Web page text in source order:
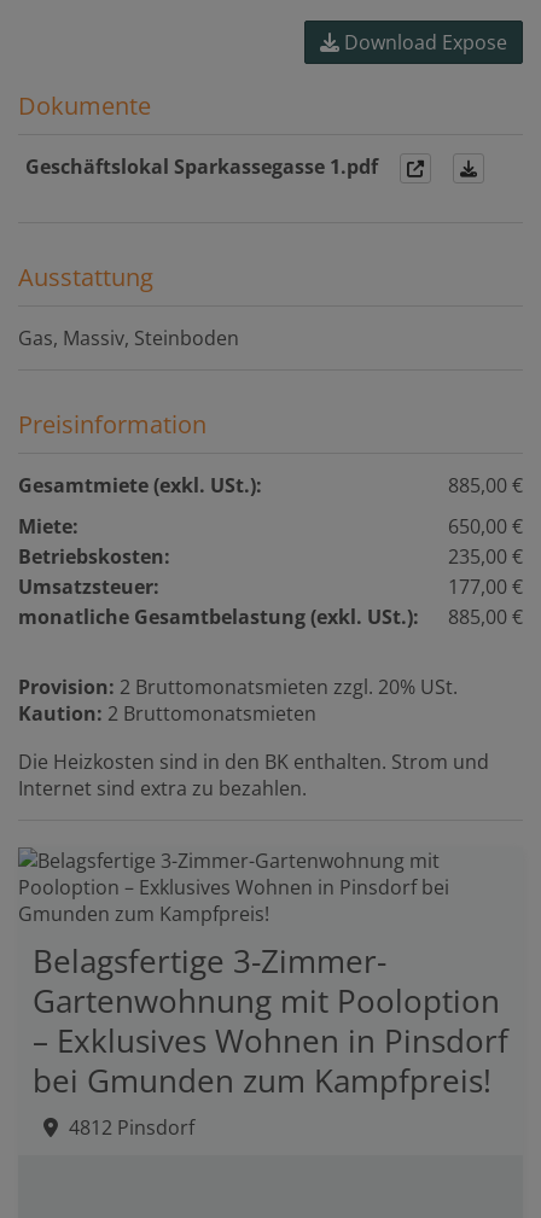
Download Expose
Dokumente
Geschäftslokal Sparkassegasse 1.pdf
Ausstattung
Gas Massiv Steinboden
Preisinformation
Gesamtmiete (exkl. USt.):
885,00 €
Miete:
650,00 €
Betriebskosten:
235,00 €
Umsatzsteuer:
177,00 €
monatliche Gesamtbelastung (exkl. USt.):
885,00 €
Provision: 2 Bruttomonatsmieten zzgl. 20% USt.
Kaution: 2 Bruttomonatsmieten
Die Heizkosten sind in den BK enthalten. Strom und
Internet sind extra zu bezahlen.
Belagsfertige 3-Zimmer-
Gartenwohnung mit Pooloption
– Exklusives Wohnen in Pinsdorf
bei Gmunden zum Kampfpreis!
4812 Pinsdorf